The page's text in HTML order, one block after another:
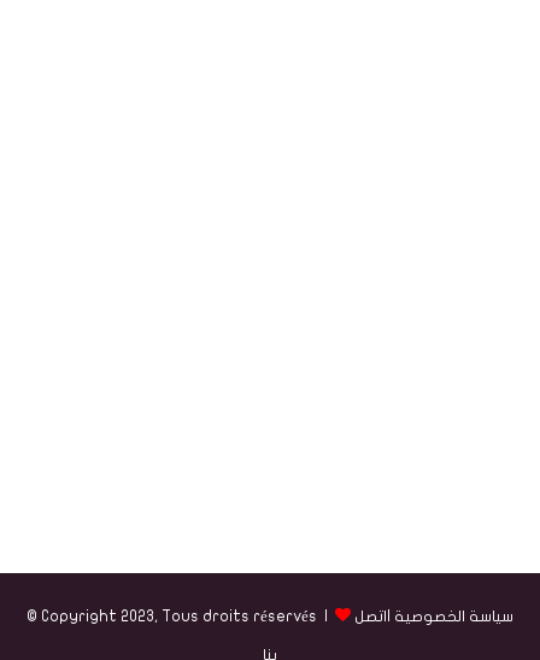
© Copyright 2023, Tous droits réservés | سياسة الخصوصية اتصل
بنا